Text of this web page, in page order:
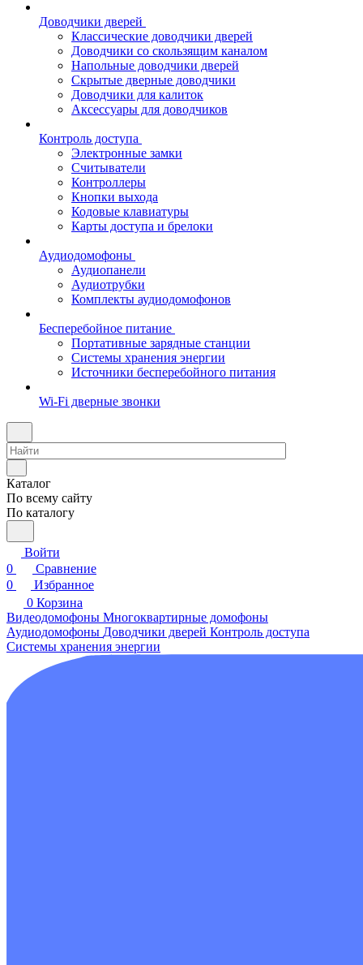
Доводчики дверей
Классические доводчики дверей
Доводчики со скользящим каналом
Напольные доводчики дверей
Скрытые дверные доводчики
Доводчики для калиток
Аксессуары для доводчиков
Контроль доступа
Электронные замки
Считыватели
Контроллеры
Кнопки выхода
Кодовые клавиатуры
Карты доступа и брелоки
Аудиодомофоны
Аудиопанели
Аудиотрубки
Комплекты аудиодомофонов
Бесперебойное питание
Портативные зарядные станции
Системы хранения энергии
Источники бесперебойного питания
Wi-Fi дверные звонки
Каталог
По всему сайту
По каталогу
Войти
0
Сравнение
0
Избранное
0 Корзина
Видеодомофоны Многоквартирные домофоны
Аудиодомофоны Доводчики дверей Контроль доступа
Системы хранения энергии